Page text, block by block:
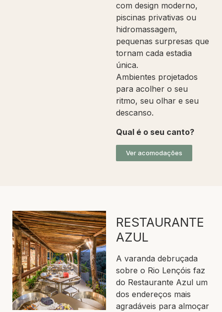
com design moderno,
piscinas privativas ou
hidromassagem,
pequenas surpresas que
tornam cada estadia
única.
Ambientes projetados
para acolher o seu
ritmo, seu olhar e seu
descanso.
Qual é o seu canto?
Ver acomodações
RESTAURANTE
AZUL
A varanda debruçada
sobre o Rio Lençóis faz
do Restaurante Azul um
dos endereços mais
agradáveis para almoçar